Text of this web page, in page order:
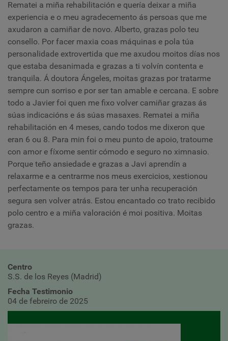
Rematei a miña rehabilitación e quería deixar a miña
experiencia e o meu agradecemento ás persoas que me
axudaron a camiñar de novo. Alberto, grazas polo teu
consello. Por facer maxia coas máquinas e pola túa
personalidade extrovertida que me axudou moitos días nos
que estaba desanimada e grazas a ti volvín contenta e
tranquila. Á doutora Ángeles, moitas grazas por tratarme
sempre cun sorriso e por ser tan amable e cercana. E sobre
todo a Javier foi quen me fixo volver camiñar grazas ás
súas indicacións e ás súas masaxes. Rematei a miña
rehabilitación en 4 meses, cando todos me dixeron que
eran 6 ou 8. Para min foi o meu punto de apoio, tratoume
con amor e fíxome sentir cómodo e seguro no ximnasio.
Porque teño ansiedade e grazas a Javi aprendín a
relaxarme e a centrarme nos meus exercicios, xestionou
perfectamente os tempos para ter unha recuperación
segura sen volver atrás. Estou encantado co trato recibido
polo centro e a miña valoración é moi positiva. Moitas
grazas.
Centro
S.S. de los Reyes (Madrid)
Fecha Testimonio
04 de febreiro de 2025